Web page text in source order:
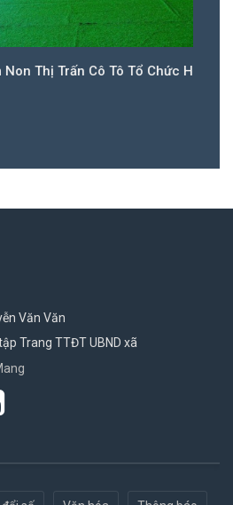
Trấn Cô Tô Tổ Chức Hội Xuân
Văn Văn
Trang TTĐT UBND xã